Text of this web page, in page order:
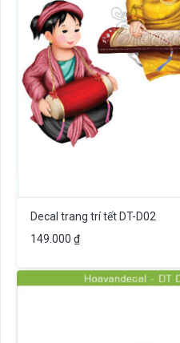
Decal trang trí tết DT-D02
149.000 ₫